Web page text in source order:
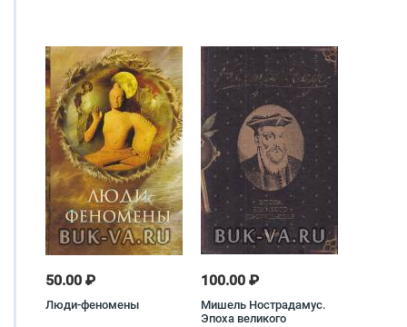
50.00 ₽
Люди-феномены
100.00 ₽
Мишель Нострадамус.
Эпоха великого